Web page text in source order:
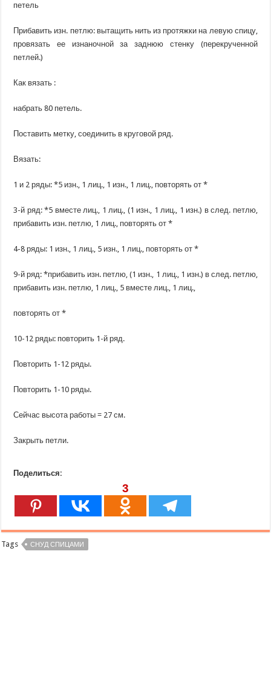
петель
Прибавить изн. петлю: вытащить нить из протяжки на левую спицу,
провязать ее изнаночной за заднюю стенку (перекрученной
петлей.)
Как вязать :
набрать 80 петель.
Поставить метку, соединить в круговой ряд.
Вязать:
1 и 2 ряды: *5 изн., 1 лиц., 1 изн., 1 лиц., повторять от *
3-й ряд: *5 вместе лиц., 1 лиц., (1 изн., 1 лиц., 1 изн.) в след. петлю,
прибавить изн. петлю, 1 лиц., повторять от *
4-8 ряды: 1 изн., 1 лиц., 5 изн., 1 лиц., повторять от *
9-й ряд: *прибавить изн. петлю, (1 изн., 1 лиц., 1 изн.) в след. петлю,
прибавить изн. петлю, 1 лиц., 5 вместе лиц., 1 лиц.,
повторять от *
10-12 ряды: повторить 1-й ряд.
Повторить 1-12 ряды.
Повторить 1-10 ряды.
Сейчас высота работы = 27 см.
Закрыть петли.
Поделиться:
3
Tags СНУД СПИЦАМИ